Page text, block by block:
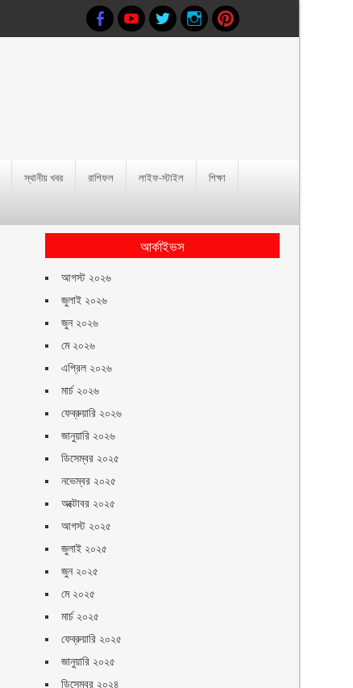
স্থানীয় খবর রাশিফল লাইফ-স্টাইল
শিক্ষা
আর্কাইভস
আগস্ট ২০২৬
জুলাই ২০২৬
জুন ২০২৬
মে ২০২৬
এপ্রিল ২০২৬
মার্চ ২০২৬
ফেব্রুয়ারি ২০২৬
জানুয়ারি ২০২৬
ডিসেম্বর ২০২৫
নভেম্বর ২০২৫
অক্টোবর ২০২৫
আগস্ট ২০২৫
জুলাই ২০২৫
জুন ২০২৫
মে ২০২৫
মার্চ ২০২৫
ফেব্রুয়ারি ২০২৫
জানুয়ারি ২০২৫
ডিসেম্বর ২০২৪